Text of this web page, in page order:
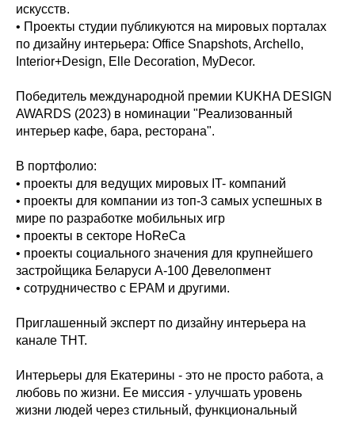
искусств.
• Проекты студии публикуются на мировых порталах
по дизайну интерьера: Office Snapshots, Archello,
Interior+Design, Elle Decoration, MyDecor.
Победитель международной премии KUKHA DESIGN
AWARDS (2023) в номинации "Реализованный
интерьер кафе, бара, ресторана".
В портфолио:
• проекты для ведущих мировых IT- компаний
• проекты для компании из топ-3 самых успешных в
мире по разработке мобильных игр
• проекты в секторе HoReCa
• проекты социального значения для крупнейшего
застройщика Беларуси А-100 Девелопмент
• сотрудничество с EPAM и другими.
Приглашенный эксперт по дизайну интерьера на
канале ТНТ.
Интерьеры для Екатерины - это не просто работа, а
любовь по жизни. Ее миссия - улучшать уровень
жизни людей через стильный, функциональный